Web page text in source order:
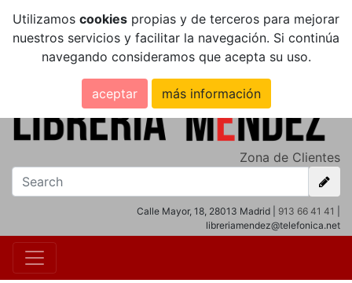
Utilizamos cookies propias y de terceros para mejorar
nuestros servicios y facilitar la navegación. Si continúa
navegando consideramos que acepta su uso.
aceptar más información
Zona de Clientes
Calle Mayor, 18, 28013 Madrid | 913 66 41 41
libreriamendez@telefonica.net